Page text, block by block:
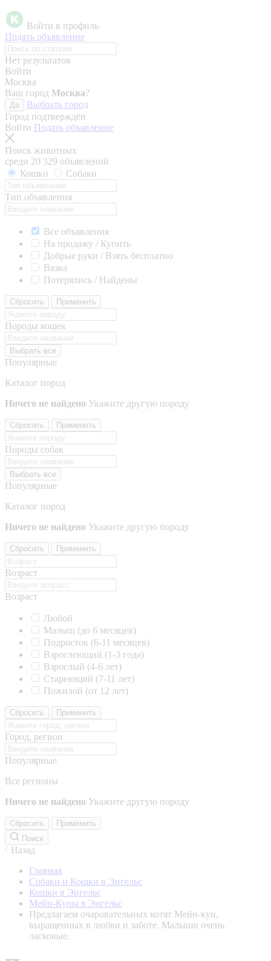
Войти в профиль
Подать объявление
Нет результатов
Войти
Москва
Ваш город Москва?
Да
Выбрать город
Город подтверждён
Войти Подать объявление
Поиск животных
среди 20 329 объявлений
Кошки
Собаки
Тип объявления
Все объявления
На продажу / Купить
Добрые руки / Взять бесплатно
Вязка
Потерялись / Найдены
Сбросить Применить
Породы кошек
Выбрать все
Популярные
Каталог пород
Ничего не найдено Укажите другую породу
Сбросить Применить
Породы собак
Выбрать все
Популярные
Каталог пород
Ничего не найдено Укажите другую породу
Сбросить Применить
Возраст
Возраст
Любой
Малыш (до 6 месяцев)
Подросток (6-11 месяцев)
Взрослеющий (1-3 года)
Взрослый (4-6 лет)
Стареющий (7-11 лет)
Пожилой (от 12 лет)
Сбросить Применить
Город, регион
Популярные
Все регионы
Ничего не найдено Укажите другую породу
Сбросить
Применить
Поиск
Назад
Главная
Собаки и Кошки в Энгельс
Кошки в Энгельс
Мейн-Куны в Энгельс
Предлагаем очаровательных котят Мейн-кун,
выращенных в любви и заботе. Малыши очень
ласковые.